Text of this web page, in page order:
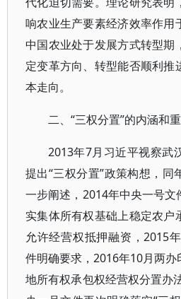
响农业生产要素经济效率作用
中国农业处于发展方式转型期
定变革方向、转型能否顺利推
本走向。
二、“三权分置”的内涵和
2013年7月习近平视察武
提出“三权分置”政策构想，同
一步阐述，2014年中央一号文
实集体所有权基础上稳定农户
允许经营权抵押融资，2015
件明确要求，2016年10月两
地所有权承包权经营权分置办